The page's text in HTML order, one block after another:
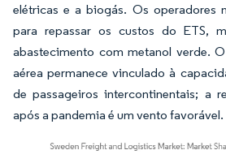
elétricas e a biogás. Os operadores
para repassar os custos do ETS,
abastecimento com metanol verde.
aérea permanece vinculado à
de passageiros intercontinentais; a
após a pandemia é um vento favorável.